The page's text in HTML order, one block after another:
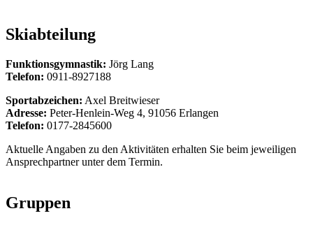
Skiabteilung
Funktionsgymnastik: Jörg Lang
Telefon: 0911-8927188
Sportabzeichen: Axel Breitwieser
Adresse: Peter-Henlein-Weg 4, 91056 Erlangen
Telefon: 0177-2845600
Aktuelle Angaben zu den Aktivitäten erhalten Sie beim jeweiligen
Ansprechpartner unter dem Termin.
Gruppen